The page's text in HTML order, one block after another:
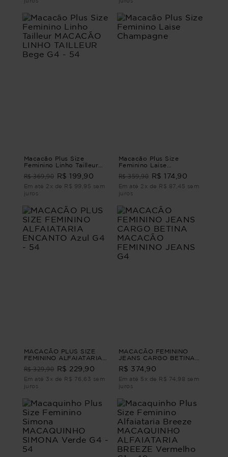
Macacão Plus Size
Feminino Linho Tailleur
MACACÃO LINHO
TAILLEUR Bege G4 - 54
R$ 369,90 R$ 199,90
Em até 2x de R$ 99,95 sem
juros
Macacão Plus Size
Feminino Laise
R$ 359,90 R$ 174,90
Em até 2x de R$ 87,45 sem
juros
MACACÃO PLUS SIZE
FEMININO ALFAIATARIA
ENCANTO Azul G4 - 54
R$ 329,90 R$ 229,90
Em até 3x de R$ 76,63 sem
juros
MACACÃO FEMININO
JEANS CARGO BETINA
MACACÃO FEMININO
JEANS G4
R$ 374,90
Em até 5x de R$ 74,98 sem
juros